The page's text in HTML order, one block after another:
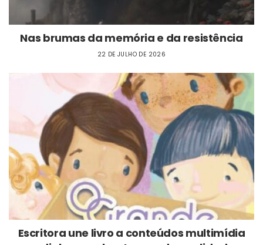
Nas brumas da memória e da resistência
22 DE JULHO DE 2026
Escritora une livro a conteúdos multimídia